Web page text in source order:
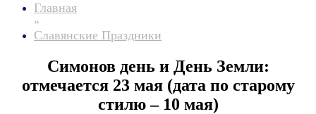
Главная
»
Славянские Праздники
Симонов день и День Земли:
отмечается 23 мая (дата по старому
стилю – 10 мая)